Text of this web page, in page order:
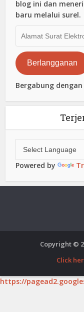
blog ini dan
baru melalui surel.
Surat
Elektronik
Berlangganan
Bergabung
Powered by
Copyright ©
Click
https://